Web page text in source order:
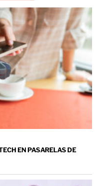
EN PASARELAS DE